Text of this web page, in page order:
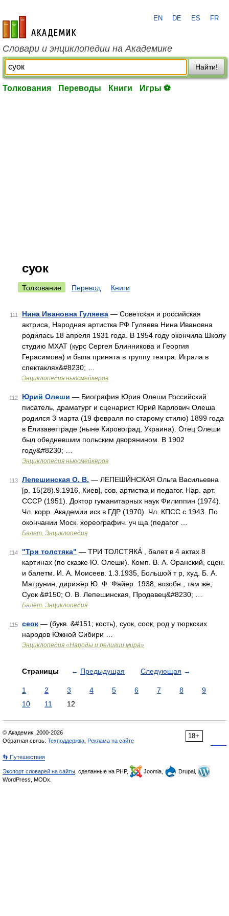
academic.ru
EN DE ES FR
Словари и энциклопедии на Академике
Найти!
Толкования Переводы Книги Игры ⚽
суок
Толкование Перевод Книги
111 Нина Ивановна Гуляева — Советская и российская
актриса, Народная артистка РФ Гуляева Нина Ивановна
родилась 18 апреля 1931 года. В 1954 году окончила Школу
cтудию МХАТ (курс Сергея Блинникова и Георгия
Герасимова) и была принята в труппу театра. Играла в
спектаклях&#8230; …
Энциклопедия ньюсмейкеров
112 Юрий Олеши — Биография Юрия Олеши Российский
писатель, драматург и сценарист Юрий Карлович Олеша
родился 3 марта (19 февраля по старому стилю) 1899 года
в Елизаветграде (ныне Кировоград, Украина). Отец Олеши
был обедневшим польским дворянином. В 1902
году&#8230; …
Энциклопедия ньюсмейкеров
113 Лепешинская О. В. — ЛЕПЕШИ́НСКАЯ Ольга Васильевна
[р. 15(28).9.1916, Киев], сов. артистка и педагог. Нар. арт.
СССР (1951). Доктор гуманитарных наук Филиппин (1974).
Чл. корр. Академии иск в ГДР (1970). Чл. КПСС с 1943. По
окончании Моск. хореографич. уч ща (педагог …
Балет. Энциклопедия
114 "Три толстяка" — ТРИ ТОЛСТЯКÁ , балет в 4 актах 8
картинах (по сказке Ю. Олеши). Комп. В. А. Оранский, сцен.
и балетм. И. А. Моисеев. 1.3.1935, Большой т р, худ. Б. А.
Матрунин, дирижёр Ю. Ф. Файер. 1938, возобн., там же;
Суок &#150; О. В. Лепешинская, Продавец&#8230; …
Балет. Энциклопедия
115 сеок — (букв. &#151; кость), суок, соок, род у тюркских
народов Южной Сибири …
Энциклопедия «Народы и религии мира»
Страницы ← Предыдущая Следующая →
1 2 3 4 5 6 7 8
9
10
11 12
18+
© Академик, 2000-2026
Обратная связь: Техподдержка Реклама на сайте
👣 Путешествия
Экспорт словарей на сайты , сделанные на PHP, Joomla,
Drupal,
WordPress, MODx.